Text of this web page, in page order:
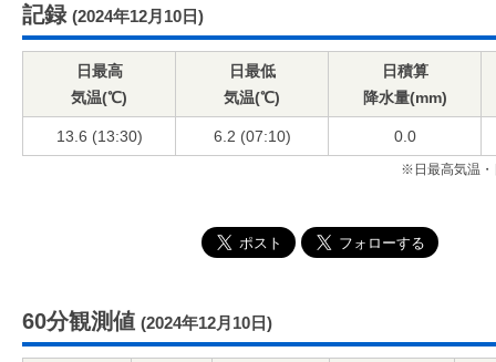
記録 (2024年12月10日)
日最高
気温(℃)
日最低
気温(℃)
日積算
降水量(mm)
13.6 (13:30) 6.2 (07:10) 0.0
※日最高気温・
60分観測値 (2024年12月10日)